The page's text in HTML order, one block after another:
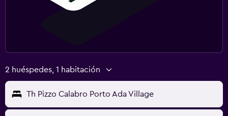
2 huéspedes, 1 habitación
Th Pizzo Calabro Porto Ada Village